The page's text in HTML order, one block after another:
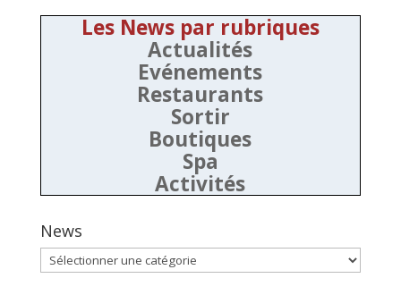
Les News par rubriques
Actualités
Evénements
Restaurants
Sortir
Boutiques
Spa
Activités
News
News